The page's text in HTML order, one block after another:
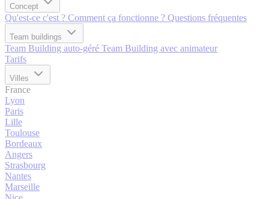
Concept
Qu'est-ce c'est ? Comment ça fonctionne ? Questions fréquentes
Team buildings
Team Building auto-géré Team Building avec animateur
Tarifs
Villes
France
Lyon
Paris
Lille
Toulouse
Bordeaux
Angers
Strasbourg
Nantes
Marseille